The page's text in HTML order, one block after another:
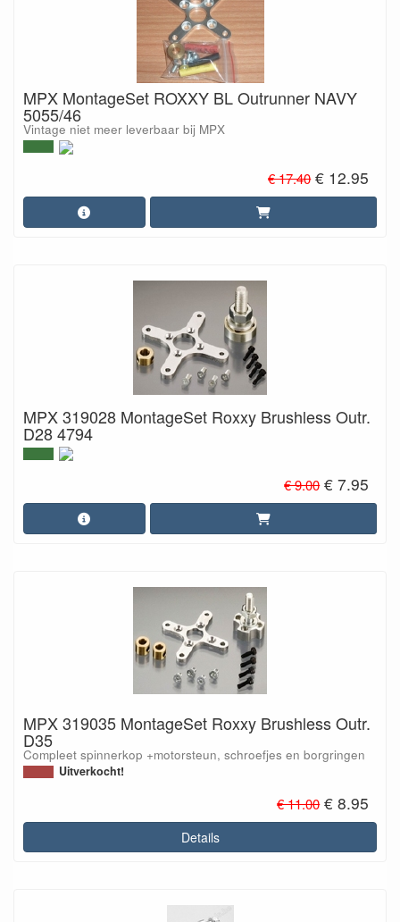
MPX MontageSet ROXXY BL Outrunner NAVY
5055/46
Vintage niet meer leverbaar bij MPX
€ 17.40 € 12.95
MPX 319028 MontageSet Roxxy Brushless Outr.
D28 4794
€ 9.00 € 7.95
MPX 319035 MontageSet Roxxy Brushless Outr.
D35
Compleet spinnerkop +motorsteun, schroefjes en borgringen
Uitverkocht!
€ 11.00 € 8.95
Details